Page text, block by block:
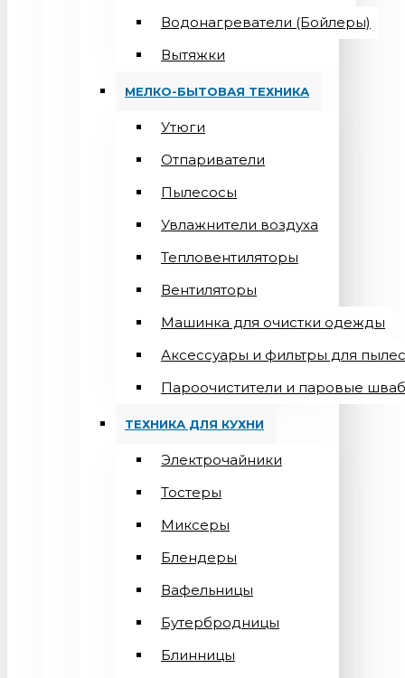
Водонагреватели (Бойлеры)
Вытяжки
МЕЛКО-БЫТОВАЯ ТЕХНИКА
Утюги
Отпариватели
Пылесосы
Увлажнители воздуха
Тепловентиляторы
Вентиляторы
Машинка для очистки одежды
Аксессуары и фильтры для
Пароочистители и паровые
ТЕХНИКА ДЛЯ КУХНИ
Электрочайники
Тостеры
Миксеры
Блендеры
Вафельницы
Бутербродницы
Блинницы